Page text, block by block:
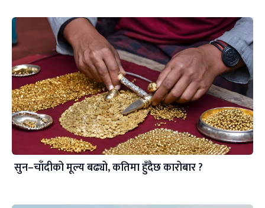
सुन–चाँदीको मूल्य बढ्यो, कतिमा हुँदैछ कारोबार ?